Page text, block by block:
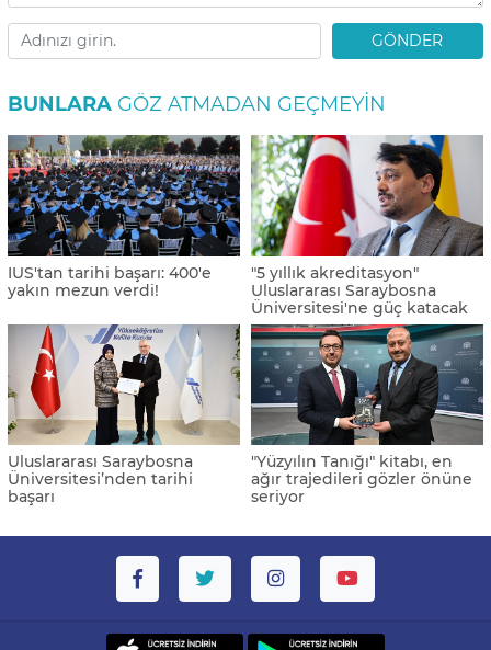
GÖNDER
BUNLARA GÖZ ATMADAN GEÇMEYIN
IUS'tan tarihi başarı: 400'e
yakın mezun verdi!
"5 yıllık akreditasyon"
Uluslararası Saraybosna
Üniversitesi'ne güç katacak
Uluslararası Saraybosna
Üniversitesi’nden tarihi
başarı
"Yüzyılın Tanığı" kitabı, en
ağır trajedileri gözler önüne
seriyor